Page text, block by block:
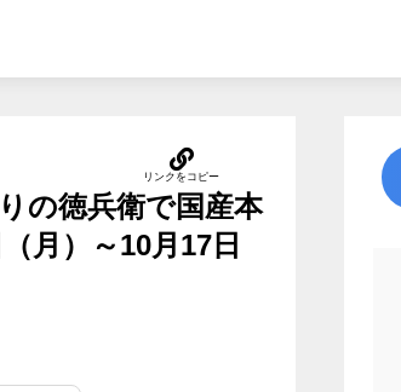
の徳兵衛で国産本
月）～10月17日